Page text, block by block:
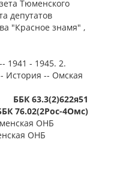
Тюменского
депутатов
"Красное знамя" ,
1941 - 1945. 2.
История -- Омская
ББК 63.3(2)622я51
76.02(2Рос-4Омс)
ОНБ
ОНБ